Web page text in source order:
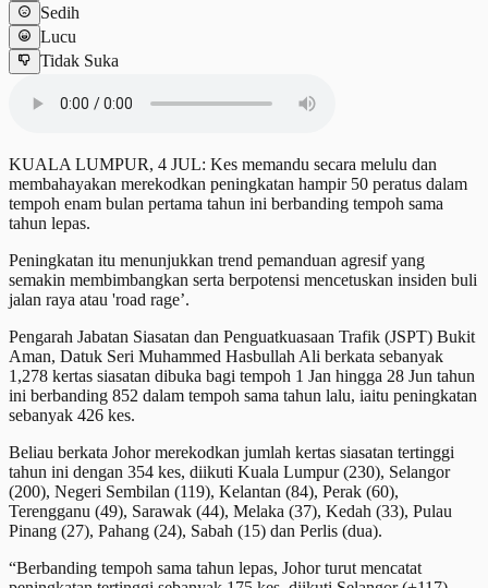
Sedih
Lucu
Tidak Suka
KUALA LUMPUR, 4 JUL: Kes memandu secara melulu dan
membahayakan merekodkan peningkatan hampir 50 peratus dalam
tempoh enam bulan pertama tahun ini berbanding tempoh sama
tahun lepas.
Peningkatan itu menunjukkan trend pemanduan agresif yang
semakin membimbangkan serta berpotensi mencetuskan insiden buli
jalan raya atau 'road rage’.
Pengarah Jabatan Siasatan dan Penguatkuasaan Trafik (JSPT) Bukit
Aman, Datuk Seri Muhammed Hasbullah Ali berkata sebanyak
1,278 kertas siasatan dibuka bagi tempoh 1 Jan hingga 28 Jun tahun
ini berbanding 852 dalam tempoh sama tahun lalu, iaitu peningkatan
sebanyak 426 kes.
Beliau berkata Johor merekodkan jumlah kertas siasatan tertinggi
tahun ini dengan 354 kes, diikuti Kuala Lumpur (230), Selangor
(200), Negeri Sembilan (119), Kelantan (84), Perak (60),
Terengganu (49), Sarawak (44), Melaka (37), Kedah (33), Pulau
Pinang (27), Pahang (24), Sabah (15) dan Perlis (dua).
“Berbanding tempoh sama tahun lepas, Johor turut mencatat